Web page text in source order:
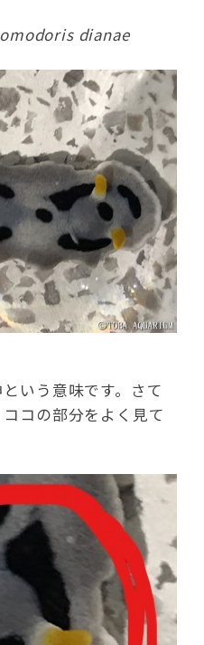
dianae
いう意味です。さて
コの部分をよく見て